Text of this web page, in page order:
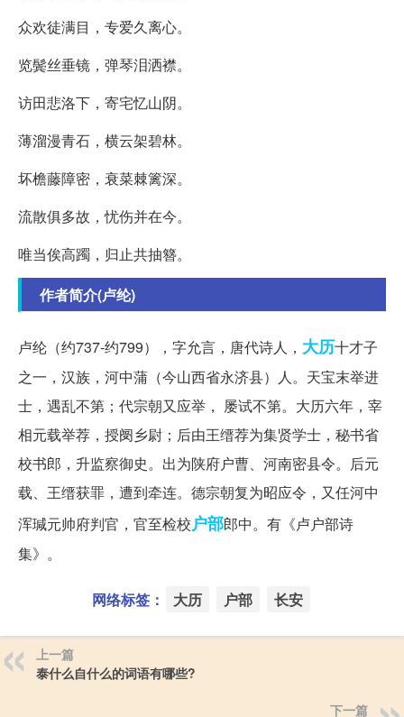
众欢徒满目，专爱久离心。
览鬓丝垂镜，弹琴泪洒襟。
访田悲洛下，寄宅忆山阴。
薄溜漫青石，横云架碧林。
坏檐藤障密，衰菜棘篱深。
流散俱多故，忧伤并在今。
唯当俟高躅，归止共抽簪。
作者简介(卢纶)
卢纶（约737-约799），字允言，唐代诗人， 大历十才子
之一，汉族，河中蒲（今山西省永济县）人。天宝末举进
士，遇乱不第；代宗朝又应举， 屡试不第。大历六年，宰
相元载举荐，授阌乡尉；后由王缙荐为集贤学士，秘书省
校书郎，升监察御史。出为陕府户曹、河南密县令。后元
载、王缙获罪，遭到牵连。德宗朝复为昭应令，又任河中
浑瑊元帅府判官，官至检校户部郎中。有《卢户部诗
集》。
网络标签： 大历 户部 长安
上一篇
泰什么自什么的词语有哪些?
下一篇